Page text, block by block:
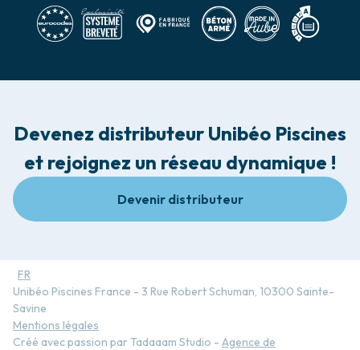
Devenez distributeur Unibéo Piscines
et rejoignez un réseau dynamique !
Devenir distributeur
FR
Unibéo Piscines France - 3 Rue Robert Schuman, 10300 Sainte-
Savine
Mentions légales
Créé avec passion par Tadaaam Studio - Agence de